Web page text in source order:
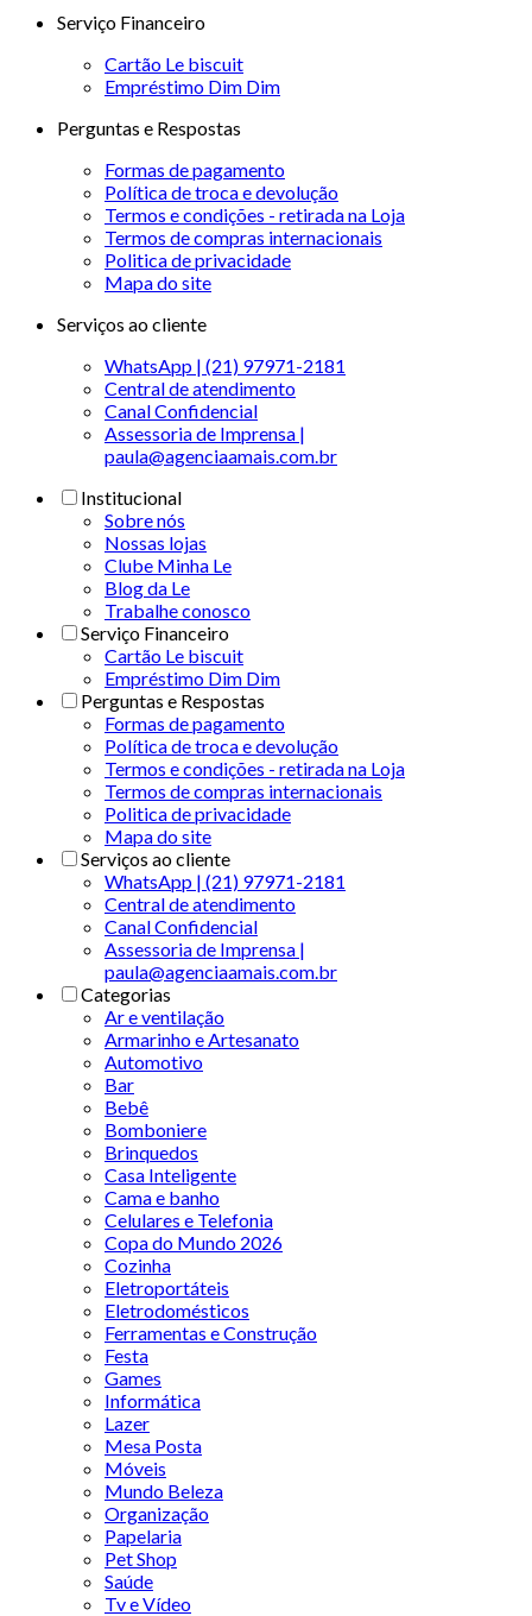
Serviço Financeiro
Cartão Le biscuit
Empréstimo Dim Dim
Perguntas e Respostas
Formas de pagamento
Política de troca e devolução
Termos e condições - retirada na Loja
Termos de compras internacionais
Politica de privacidade
Mapa do site
Serviços ao cliente
WhatsApp | (21) 97971-2181
Central de atendimento
Canal Confidencial
Assessoria de Imprensa |
paula@agenciaamais.com.br
Institucional
Sobre nós
Nossas lojas
Clube Minha Le
Blog da Le
Trabalhe conosco
Serviço Financeiro
Cartão Le biscuit
Empréstimo Dim Dim
Perguntas e Respostas
Formas de pagamento
Política de troca e devolução
Termos e condições - retirada na Loja
Termos de compras internacionais
Politica de privacidade
Mapa do site
Serviços ao cliente
WhatsApp | (21) 97971-2181
Central de atendimento
Canal Confidencial
Assessoria de Imprensa |
paula@agenciaamais.com.br
Categorias
Ar e ventilação
Armarinho e Artesanato
Automotivo
Bar
Bebê
Bomboniere
Brinquedos
Casa Inteligente
Cama e banho
Celulares e Telefonia
Copa do Mundo 2026
Cozinha
Eletroportáteis
Eletrodomésticos
Ferramentas e Construção
Festa
Games
Informática
Lazer
Mesa Posta
Móveis
Mundo Beleza
Organização
Papelaria
Pet Shop
Saúde
Tv e Vídeo